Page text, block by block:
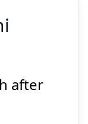
after